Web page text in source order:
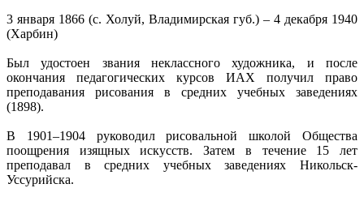
3 января 1866 (с. Холуй, Владимирская губ.) – 4 декабря 1940
(Харбин)
Был удостоен звания неклассного художника, и после
окончания педагогических курсов ИАХ получил право
преподавания рисования в средних учебных заведениях
(1898).
В 1901–1904 руководил рисовальной школой Общества
поощрения изящных искусств. Затем в течение 15 лет
преподавал в средних учебных заведениях Никольск-
Уссурийска.